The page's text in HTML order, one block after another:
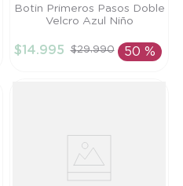
Talla
AÑADIR AL
Botin Primeros Pasos Doble
Velcro Azul Niño
$14.995 $29.990 50 %